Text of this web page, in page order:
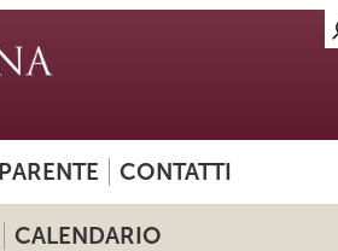
CONTATTI
CALENDARIO